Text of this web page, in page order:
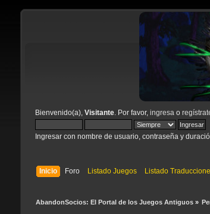
Bienvenido(a), Visitante. Por favor, ingresa o
Ingresar con nombre de usuario, contraseña y
Inicio Foro Listado Juegos Listado
AbandonSocios: El Portal de los Juegos Antiguos»